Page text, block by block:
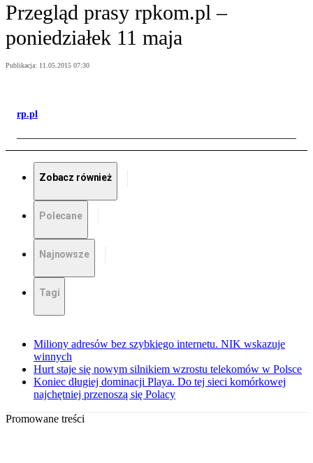
Przegląd prasy rpkom.pl –
poniedziałek 11 maja
Publikacja: 11.05.2015 07:30
rp.pl
Zobacz również
Polecane
Najnowsze
Tagi
Miliony adresów bez szybkiego internetu. NIK wskazuje
winnych
Hurt staje się nowym silnikiem wzrostu telekomów w Polsce
Koniec długiej dominacji Playa. Do tej sieci komórkowej
najchętniej przenoszą się Polacy
Promowane treści